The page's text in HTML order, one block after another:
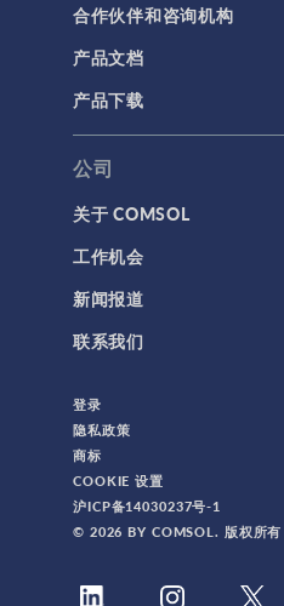
合作伙伴和咨询机构
产品文档
产品下载
公司
关于 COMSOL
工作机会
新闻报道
联系我们
登录
隐私政策
商标
COOKIE 设置
沪ICP备14030237号-1
© 2026 BY COMSOL. 版权所有